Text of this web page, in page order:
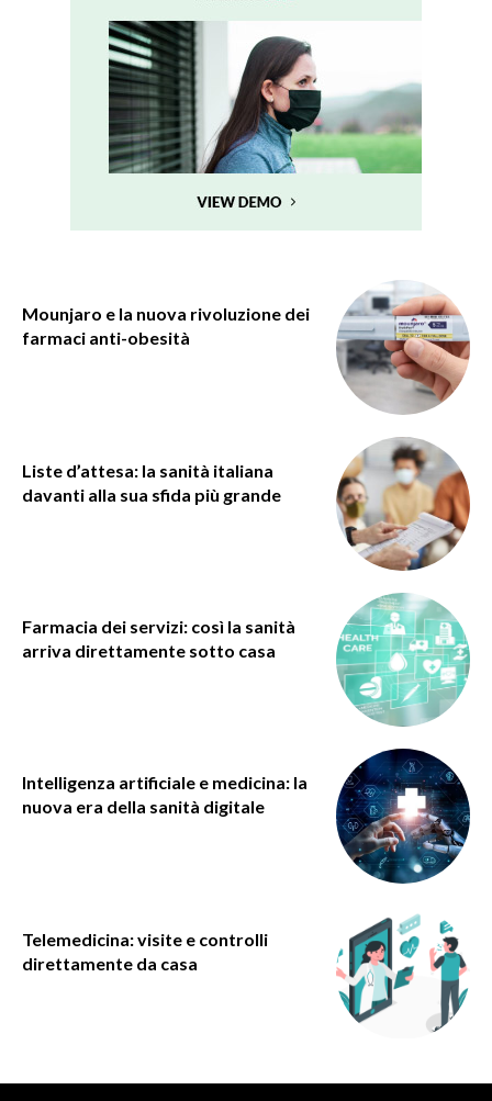
Mounjaro e la nuova rivoluzione dei
farmaci anti-obesità
Liste d’attesa: la sanità italiana
davanti alla sua sfida più grande
Farmacia dei servizi: così la sanità
arriva direttamente sotto casa
Intelligenza artificiale e medicina: la
nuova era della sanità digitale
Telemedicina: visite e controlli
direttamente da casa